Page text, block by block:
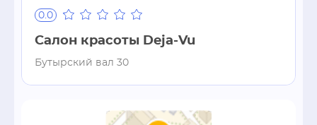
0.0
Салон красоты Deja-Vu
Бутырский вал 30